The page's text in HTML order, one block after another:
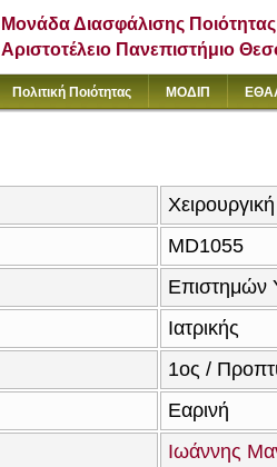
Μονάδα Διασφάλισης Ποιότητας
Αριστοτέλειο Πανεπιστήμιο
Πολιτική Ποιότητας ΜΟΔΙΠ
MD1055
Επιστημών
Ιατρικής
1ος /
Εαρινή
Ιωάννης